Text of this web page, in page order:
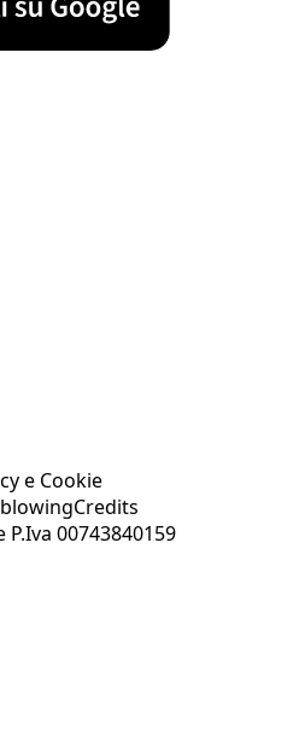
e Cookie
Credits
00743840159